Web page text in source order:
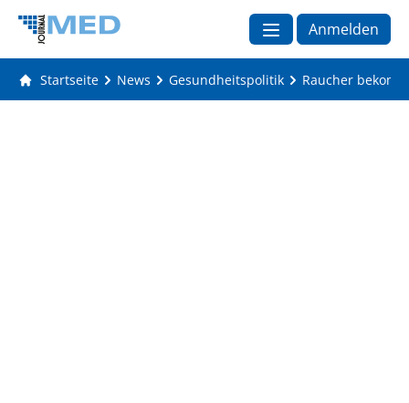
Anmelden
Startseite News Gesundheitspolitik Raucher